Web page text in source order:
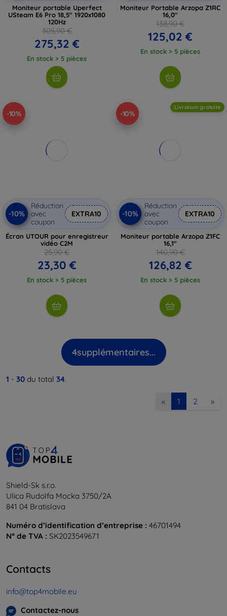
Moniteur portable Uperfect
USteam E6 Pro 18,5" 1920x1080
120Hz
305,90 €
275,32 €
En stock > 5 pièces
Moniteur Portable Arzopa Z1RC
16,0"
138,90 €
125,02 €
En stock > 5 pièces
-10%
-10%
Réduction
avec
coupon
EXTRA10
Écran UTOUR pour enregistreur
vidéo C2M
25,90 €
23,30 €
En stock > 5 pièces
-10%
Livraison gratuite
-10%
Réduction
avec
coupon
EXTRA10
Moniteur portable Arzopa Z1FC
16,1"
140,90 €
126,82 €
En stock > 5 pièces
4supplémentaires...
1 - 30 du total 34.
« 1 2 »
Shield-Sk s.r.o.
Ulica Rudolfa Mocka 3750/2A
841 04 Bratislava
Numéro d’identification d’entreprise : 46701494
N° de TVA : SK2023549671
Contacts
info@top4mobile.eu
Contactez-nous